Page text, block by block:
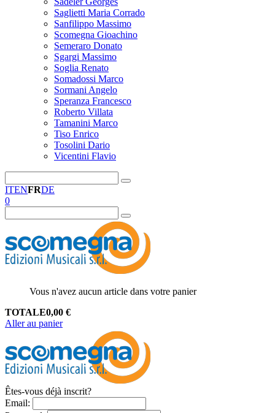
Saglietti Maria Corrado
Sanfilippo Massimo
Scomegna Gioachino
Semeraro Donato
Sgargi Massimo
Soglia Renato
Somadossi Marco
Sormani Angelo
Speranza Francesco
Roberto Villata
Tamanini Marco
Tiso Enrico
Tosolini Dario
Vicentini Flavio
ITENFRDE
0
Vous n'avez aucun article dans votre panier
TOTALE0,00 €
Aller au panier
Êtes-vous déjà inscrit?
Email: